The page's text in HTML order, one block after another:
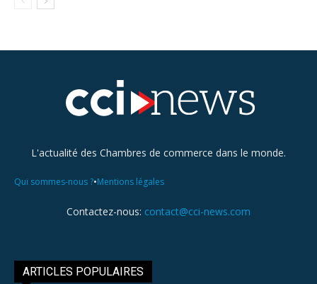
L'actualité des Chambres de commerce dans le monde.
Qui sommes-nous ?•Mentions légales
Contactez-nous: contact@cci-news.com
ARTICLES POPULAIRES